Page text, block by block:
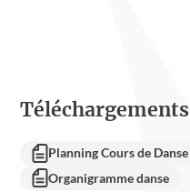
Téléchargements
Planning Cours de Danse
Organigramme danse